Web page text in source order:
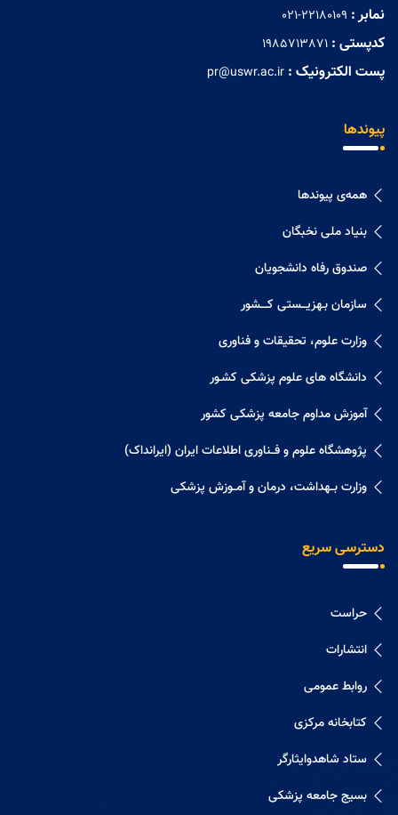
نمابر :021-22180109
کدپستی :1985713871
پست الکترونیک :pr@uswr.ac.ir
پیوندها
همه‌ی پیوندها
بنیاد ملی نخبگان
صندوق رفاه دانشجویان
سازمان بـهزیـــستی کــــشور
وزارت علوم، تحقیقات و فناوری
دانشگاه های علوم پزشکی کشـور
آموزش مداوم جامعه پزشکی کشور
پژوهشگاه علوم و فــناوری اطلاعات ایران (ایرانداک)
وزارت بــهداشت، درمان و آمــوزش پزشکی
دسترسی سریع
حراست
انتشارات
روابط عمومی
کتابخانه مرکزی
ستاد شاهدوایثارگر
بسیج جامعه پزشکی